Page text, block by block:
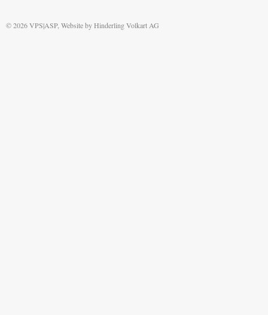
© 2026 VPS|ASP, Website byHinderling Volkart AG